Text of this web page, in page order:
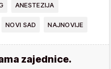
ANESTEZIJA
NOVI SAD NAJNOVIJE
zajednice.